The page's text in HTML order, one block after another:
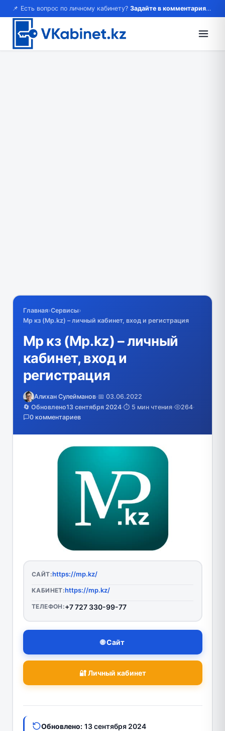
📌 Есть вопрос по личному кабинету? Задайте в комментариях — ответим!
Главная›Сервисы›
Мр кз (Mp.kz) – личный кабинет, вход и регистрация
Мр кз (Mp.kz) – личный
кабинет, вход и
регистрация
Алихан Сулейманов·📅 03.06.2022
🔄 Обновлено13 сентября 2024·⏱️ 5 мин чтения· 264·
0 комментариев
САЙТ:https://mp.kz/
КАБИНЕТ:https://mp.kz/
ТЕЛЕФОН:+7 727 330-99-77
🌐 Сайт
🔐 Личный кабинет
Обновлено: 13 сентября 2024